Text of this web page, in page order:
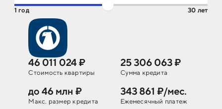
1 год 30 лет
46 011 024 ₽
Стоимость квартиры
25 306 063 ₽
Сумма кредита
до 46 млн ₽
Макс. размер кредита
343 861 ₽/мес.
Ежемесячный платеж